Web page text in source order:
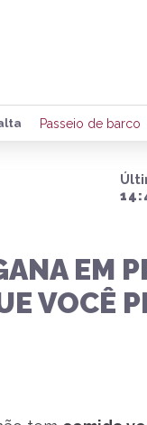
de
Passeio de barco
EM
VOCÊ